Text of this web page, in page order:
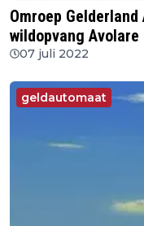
Omroep
wildopvang Avolare
07 juli 2022
geldautomaat